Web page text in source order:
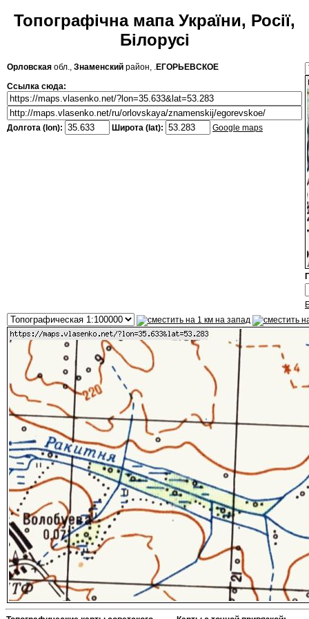
Топографічна мапа України, Росії,
Білорусі
Орловская обл., Знаменский район, .ЕГОРЬЕВСКОЕ
Ссылка сюда:
Долгота (lon): Широта (lat): Google maps